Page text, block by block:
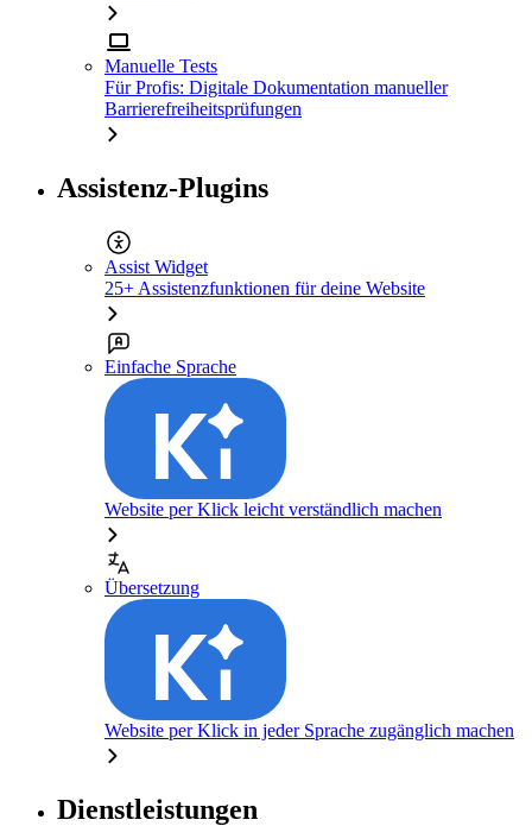
Manuelle Tests
Für Profis: Digitale Dokumentation manueller
Barrierefreiheitsprüfungen
Assistenz-Plugins
Assist Widget
25+ Assistenzfunktionen für deine Website
Einfache Sprache
Website per Klick leicht verständlich machen
Übersetzung
Website per Klick in jeder Sprache zugänglich machen
Dienstleistungen